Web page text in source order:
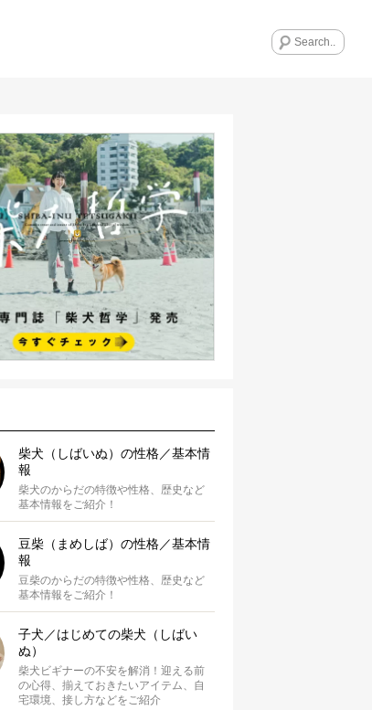
柴犬（しばいぬ）の性格／基本情
報
柴犬のからだの特徴や性格、歴史など
基本情報をご紹介！
豆柴（まめしば）の性格／基本情
報
豆柴のからだの特徴や性格、歴史など
基本情報をご紹介！
子犬／はじめての柴犬（しばい
ぬ）
柴犬ビギナーの不安を解消！迎える前
の心得、揃えておきたいアイテム、自
宅環境、接し方などをご紹介